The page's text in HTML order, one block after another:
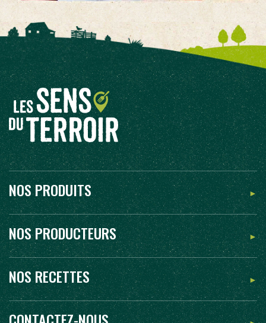
NOS PRODUITS
NOS PRODUCTEURS
NOS RECETTES